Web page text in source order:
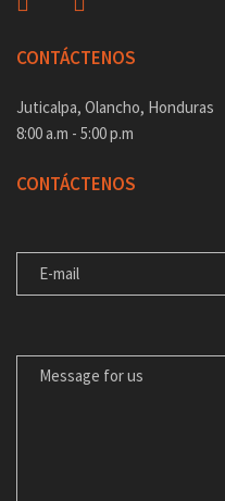
CONTÁCTENOS
Juticalpa, Olancho, Honduras
8:00 a.m - 5:00 p.m
CONTÁCTENOS